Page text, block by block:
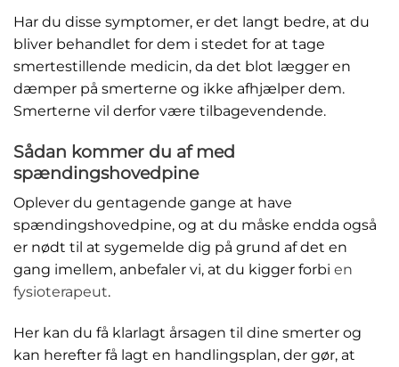
Har du disse symptomer, er det langt bedre, at du
bliver behandlet for dem i stedet for at tage
smertestillende medicin, da det blot lægger en
dæmper på smerterne og ikke afhjælper dem.
Smerterne vil derfor være tilbagevendende.
Sådan kommer du af med
spændingshovedpine
Oplever du gentagende gange at have
spændingshovedpine, og at du måske endda også
er nødt til at sygemelde dig på grund af det en
gang imellem, anbefaler vi, at du kigger forbi en
fysioterapeut.
Her kan du få klarlagt årsagen til dine smerter og
kan herefter få lagt en handlingsplan, der gør, at